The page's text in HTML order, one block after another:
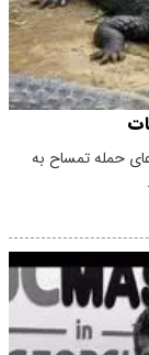
حمله تمساح به